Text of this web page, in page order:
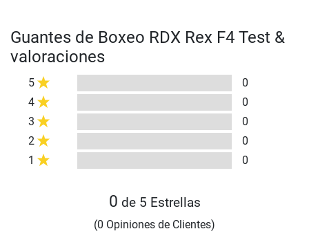
Guantes de Boxeo RDX Rex F4 Test &
valoraciones
5
0
4
0
3
0
2
0
1
0
0 de 5 Estrellas
(0 Opiniones de Clientes)